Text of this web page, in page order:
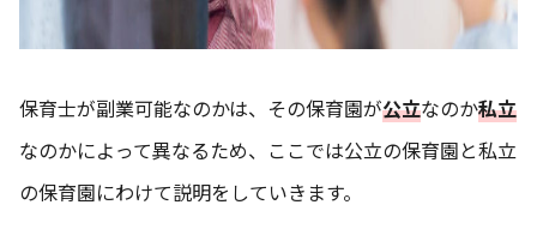
保育士が副業可能なのかは、その保育園が公立なのか私立
なのかによって異なるため、ここでは公立の保育園と私立
の保育園にわけて説明をしていきます。